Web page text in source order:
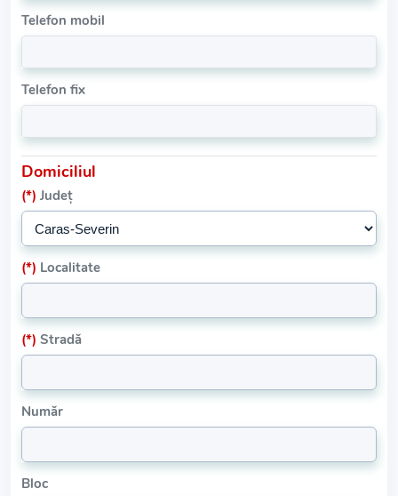
Telefon mobil
Telefon fix
Domiciliul
(*) Județ
(*) Localitate
(*) Stradă
Număr
Bloc